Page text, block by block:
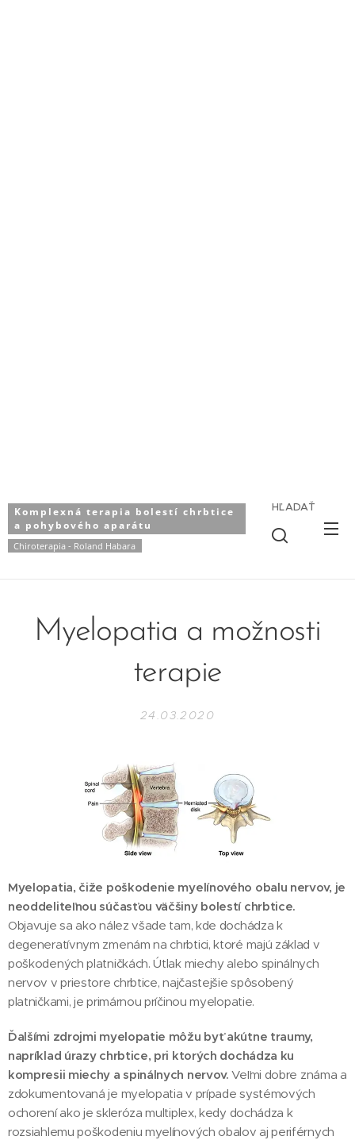
Komplexná terapia bolestí chrbtice
a pohybového aparátu
Chiroterapia - Roland Habara
HĽADAŤ
Myelopatia a možnosti
terapie
24.03.2020
Myelopatia, čiže poškodenie myelínového obalu nervov, je
neoddeliteľnou súčasťou väčšiny bolestí chrbtice.
Objavuje sa ako nález všade tam, kde dochádza k
degeneratívnym zmenám na chrbtici, ktoré majú základ v
poškodených platničkách. Útlak miechy alebo spinálnych
nervov v priestore chrbtice, najčastejšie spôsobený
platničkami, je primárnou príčinou myelopatie.
Ďalšími zdrojmi myelopatie môžu byť akútne traumy,
napríklad úrazy chrbtice, pri ktorých dochádza ku
kompresii miechy a spinálnych nervov. Veľmi dobre známa a
zdokumentovaná je myelopatia v prípade systémových
ochorení ako je skleróza multiplex, kedy dochádza k
rozsiahlemu poškodeniu myelínových obalov aj periférnych